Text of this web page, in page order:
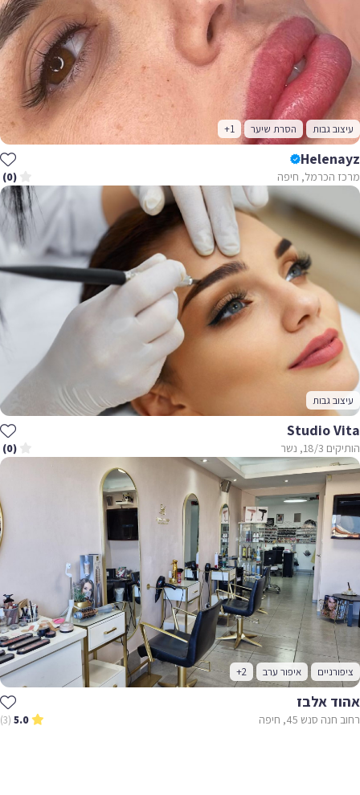
עיצוב גבות הסרת שיער +1
Helenayz
מרכז הכרמל, חיפה (0)
עיצוב גבות
Studio Vita
הותיקים 18/3, נשר (0)
ציפורניים איפור ערב +2
אהוד אלבז
רחוב חנה סנש 45, חיפה 5.0
(3)